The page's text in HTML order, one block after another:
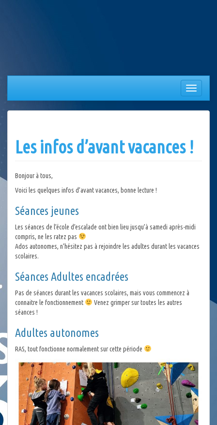
Afficher/
la
Les infos d’avant vacances !
Bonjour à tous,
Voici les quelques infos d’avant vacances, bonne lecture !
Séances jeunes
Les séances de l’école d’escalade ont bien lieu jusqu’à samedi après-midi
compris, ne les ratez pas
Ados autonomes, n’hésitez pas à rejoindre les adultes durant les vacances
scolaires.
Séances Adultes encadrées
Pas de séances durant les vacances scolaires, mais vous commencez à
connaitre le fonctionnement
Venez grimper sur toutes les autres
séances !
Adultes autonomes
RAS, tout fonctionne normalement sur cette période